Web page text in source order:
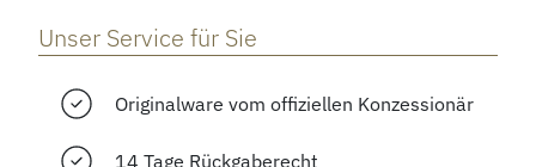
Unser Service für Sie
Originalware vom offiziellen Konzessionär
14 Tage Rückgaberecht